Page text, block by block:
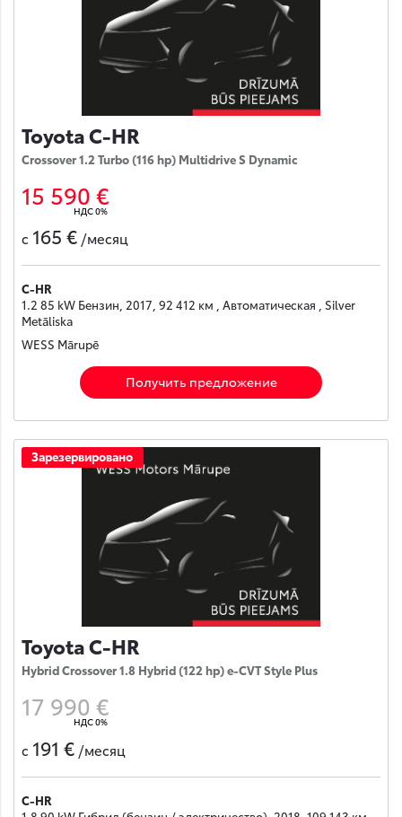
Toyota C-HR
Crossover 1.2 Turbo (116 hp) Multidrive S Dynamic
15 590 €
НДС 0%
с 165 € /месяц
C-HR
1.2 85 kW Бензин, 2017, 92 412 км , Автоматическая , Silver
Metāliska
WESS Mārupē
Получить предложение
Зарезервировано
Toyota C-HR
Hybrid Crossover 1.8 Hybrid (122 hp) e-CVT Style Plus
17 990 €
НДС 0%
с 191 € /месяц
C-HR